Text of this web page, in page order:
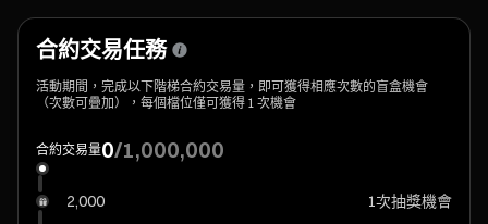
合約交易任務
活動期間，完成以下階梯合約交易量，即可獲得相應次數的盲盒機會
（次數可疊加），每個檔位僅可獲得 1 次機會
合約交易量0/1,000,000
2,000 1次抽獎機會